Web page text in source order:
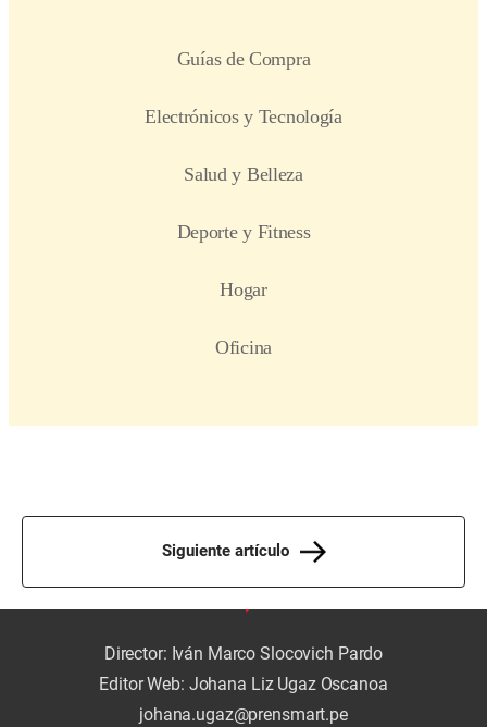
Siguiente artículo
Director: Iván Marco Slocovich Pardo
Editor Web: Johana Liz Ugaz Oscanoa
johana.ugaz@prensmart.pe